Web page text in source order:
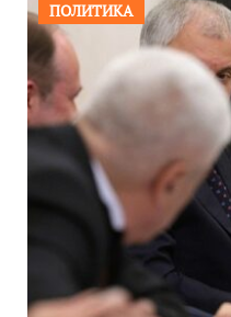
ПОЛИТИКА